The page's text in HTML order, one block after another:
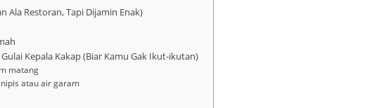
Ala Restoran, Tapi Dijamin Enak)
Kepala Kakap (Biar Kamu Gak Ikut-ikutan)
matang
atau air garam